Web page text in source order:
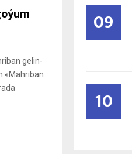
gelin-
«Mähriban
09
10